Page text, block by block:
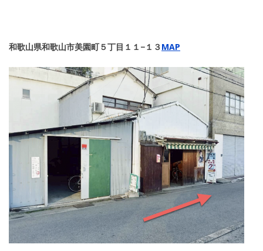
和歌山県和歌山市美園町５丁目１１−１３MAP